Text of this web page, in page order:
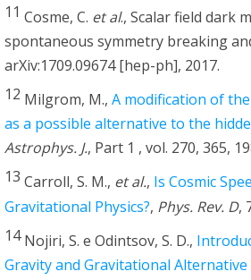
11 Cosme, C. et al., Scalar field dark
spontaneous symmetry breaking
arXiv:1709.09674 [hep-ph], 2017.
12 Milgrom, M., A modification of
as a possible alternative to the
Astrophys. J., Part 1 , vol. 270, 365,
13 Carroll, S. M., et al., Is Cosmic
Gravitational Physics?, Phys. Rev. D,
14Nojiri, S. e Odintsov, S. D.,
Gravity and Gravitational